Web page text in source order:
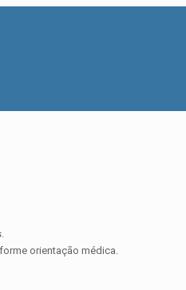
orientação médica.